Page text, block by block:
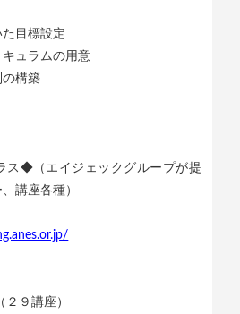
目標設定
ュラムの用意
構築
ス◆（エイジェックグループが提
講座各種）
９講座）